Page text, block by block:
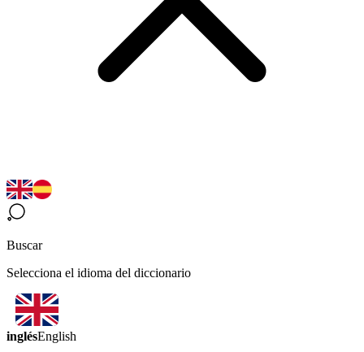
Buscar
Selecciona el idioma del diccionario
inglésEnglish